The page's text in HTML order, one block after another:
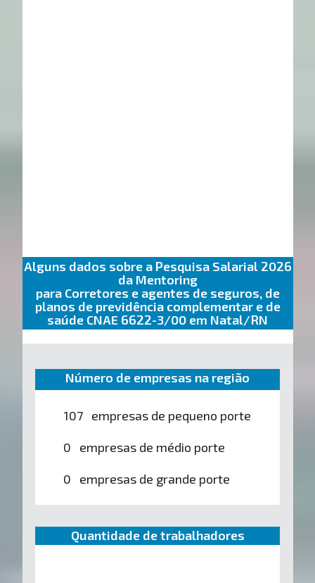
Alguns dados sobre a Pesquisa Salarial 2026
da Mentoring
para Corretores e agentes de seguros, de
planos de previdência complementar e de
saúde CNAE 6622-3/00 em Natal/RN
Número de empresas na região
107 empresas de pequeno porte
0 empresas de médio porte
0 empresas de grande porte
Quantidade de trabalhadores